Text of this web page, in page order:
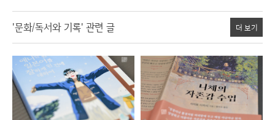
'문화/독서와 기록' 관련 글 더 보기